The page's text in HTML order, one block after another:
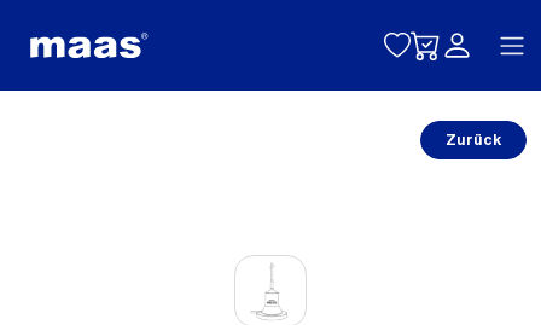
Toggle
Zurück